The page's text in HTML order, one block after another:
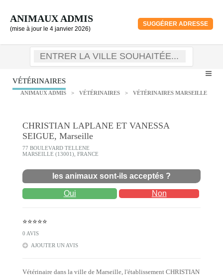
ANIMAUX ADMIS
(mise à jour le 4 janvier 2026)
SUGGÉRER ADRESSE
VÉTÉRINAIRES
ANIMAUX ADMIS > VÉTÉRINAIRES > VÉTÉRINAIRES MARSEILLE
CHRISTIAN LAPLANE ET VANESSA
SEIGUE, Marseille
77 BOULEVARD TELLENE
MARSEILLE (13001), FRANCE
les animaux sont-ils acceptés ?
Oui Non
⭐⭐⭐⭐⭐
0 AVIS
AJOUTER UN AVIS
Vétérinaire dans la ville de Marseille, l'établissement CHRISTIAN